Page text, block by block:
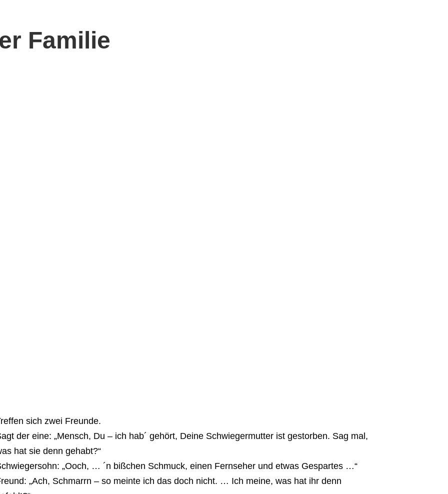
Familie
sich zwei Freunde.
der eine: „Mensch, Du – ich hab´ gehört, Deine Schwiegermutter ist gestorben. Sag mal,
hat sie denn gehabt?“
„Ooch, … ´n bißchen Schmuck, einen Fernseher und etwas Gespartes …“
„Ach, Schmarrn – so meinte ich das doch nicht. … Ich meine, was hat ihr denn